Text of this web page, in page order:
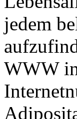
jedem
WWW